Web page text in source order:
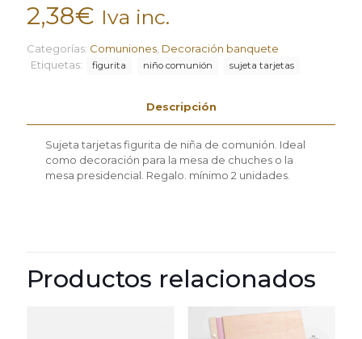
2,38€ Iva inc.
Categorías: Comuniones Decoración banquete
Etiquetas:
figurita niño comunión sujeta tarjetas
Descripción
Sujeta tarjetas figurita de niña de comunión. Ideal
como decoración para la mesa de chuches o la
mesa presidencial. Regalo. mínimo 2 unidades.
Productos relacionados